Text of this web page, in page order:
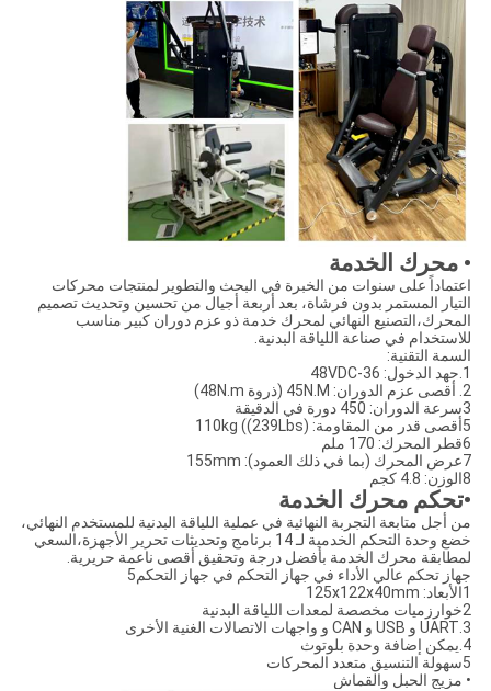
• محرك الخدمة
اعتماداً على سنوات من الخبرة في البحث والتطوير لمنتجات محركات
التيار المستمر بدون فرشاة، بعد أربعة أجيال من تحسين وتحديث تصميم
المحرك،التصنيع النهائي لمحرك خدمة ذو عزم دوران كبير مناسب
للاستخدام في صناعة اللياقة البدنية.
السمة التقنية:
1.جهد الدخول: 36-48VDC
2. أقصى عزم الدوران: 45N.M (ذروة 48N.m)
3سرعة الدوران: 450 دورة في الدقيقة
5أقصى قدر من المقاومة: 110kg ((239Lbs)
6قطر المحرك: 170 ملم
7عرض المحرك (بما في ذلك العمود): 155mm
8الوزن: 4.8 كجم
•تحكم محرك الخدمة
من أجل متابعة التجربة النهائية في عملية اللياقة البدنية للمستخدم النهائي،
خضع وحدة التحكم الخدمية لـ 14 برنامج وتحديثات تحرير الأجهزة،السعي
لمطابقة محرك الخدمة بأفضل درجة وتحقيق أقصى ناعمة حريرية.
جهاز تحكم عالي الأداء في جهاز التحكم في جهاز التحكم5
1الأبعاد: 125x122x40mm
2خوارزميات مخصصة لمعدات اللياقة البدنية
3.UART و USB و CAN و واجهات الاتصالات الغنية الأخرى
4.يمكن إضافة وحدة بلوتوث
5سهولة التنسيق متعدد المحركات
• مزيج الحبل والقماش